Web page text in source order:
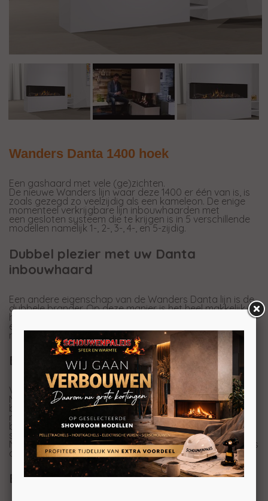
Wanders Danta 1400 hoek
Een gashaard met vele (ge)zichten.
De nieuwe Wanders lijn waar deze 1400 er één van is, is
zoals gezegd zo veelzijdig als een kameleon. De enige
momenteel verkrijgbare lijn inbouwhaarden met
een gesloten systeem die te krijgen is in 5 verschillende
modellen namelijk 1-, 2-, 3-, 4-, en 5-zijdig.
Dubbel plezier met uw Danta
inbouwhaard
Een andere eigenschap van de Wanders Danta lijn is de
dubbele brander. Op deze manier is het heel makkelijk
het vermogen terug te zetten terwijl u toch nog steeds
een haard met vlammen heeft. Die dan overigens ook
nog weer hoog/laag te regelen is.
Bodembedekkers van Wanders
Veelzijdig hebben we de Wanders Danta al genoemd.
Naast de mogelijkheid om de haard in 5 modellen te
bestellen en de dubbele brander is het ook nog eens
mogelijk om uit een hele serie verschillende soorten
branderdecoratie te kiezen. Natuurlijk kunt u de
standaard, overigens erg mooie, houtset bestellen.
Naast deze houtstammen kunt u ook kiezen voor Stones
of Pebbles brander decoratie voor in deze kachel.
Eco Wave